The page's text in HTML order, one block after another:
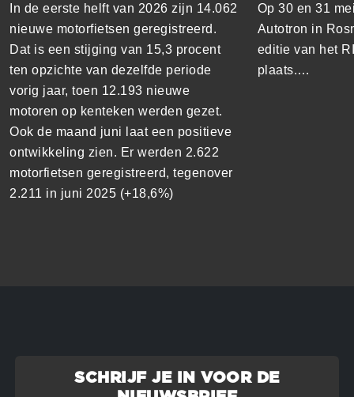
In de eerste helft van 2026 zijn 14.062
nieuwe motorfietsen geregistreerd.
Dat is een stijging van 15,3 procent
ten opzichte van dezelfde periode
vorig jaar, toen 12.193 nieuwe
motoren op kenteken werden gezet.
Ook de maand juni laat een positieve
ontwikkeling zien. Er werden 2.622
motorfietsen geregistreerd, tegenover
2.211 in juni 2025 (+18,6%)
Op 30 en 31
Autotron in
editie van het
plaats.…
SCHRIJF JE IN VOOR DE